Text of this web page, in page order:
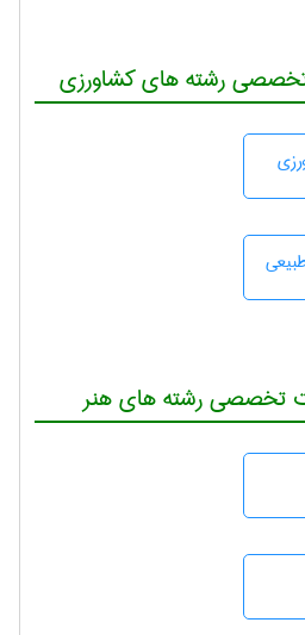
رشته های کشاورزی
تخصصی رشته های هنر